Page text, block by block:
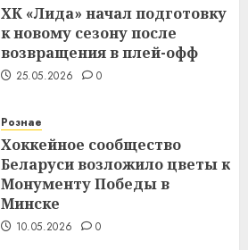
ХК «Лида» начал подготовку
к новому сезону после
возвращения в плей-офф
25.05.2026 0
Рознае
Хоккейное сообщество
Беларуси возложило цветы к
Монументу Победы в
Минске
10.05.2026 0